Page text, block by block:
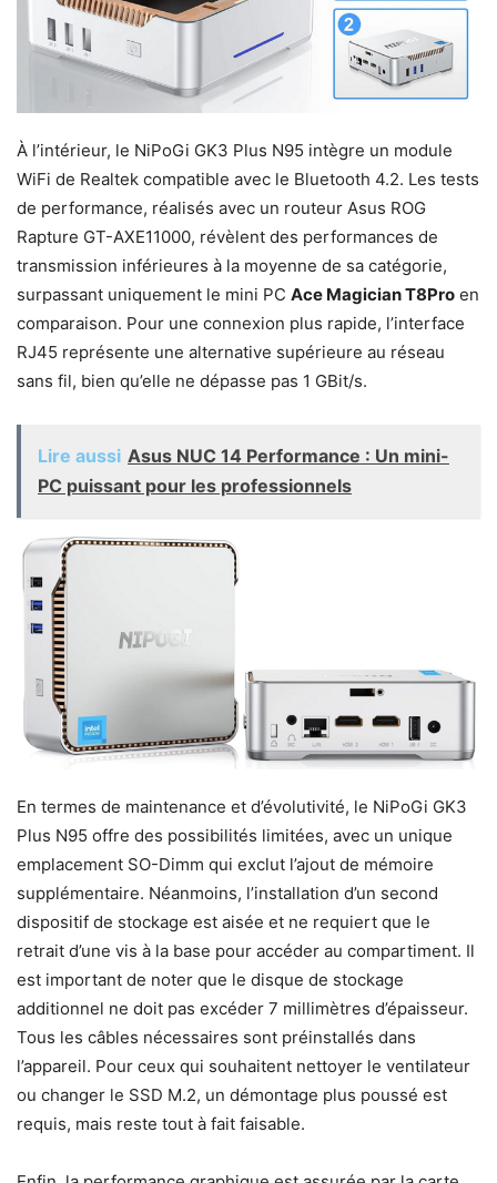
À l’intérieur, le NiPoGi GK3 Plus N95 intègre un module
WiFi de Realtek compatible avec le Bluetooth 4.2. Les tests
de performance, réalisés avec un routeur Asus ROG
Rapture GT-AXE11000, révèlent des performances de
transmission inférieures à la moyenne de sa catégorie,
surpassant uniquement le mini PC Ace Magician T8Pro en
comparaison. Pour une connexion plus rapide, l’interface
RJ45 représente une alternative supérieure au réseau
sans fil, bien qu’elle ne dépasse pas 1 GBit/s.
Lire aussi Asus NUC 14 Performance : Un mini-
PC puissant pour les professionnels
En termes de maintenance et d’évolutivité, le NiPoGi GK3
Plus N95 offre des possibilités limitées, avec un unique
emplacement SO-Dimm qui exclut l’ajout de mémoire
supplémentaire. Néanmoins, l’installation d’un second
dispositif de stockage est aisée et ne requiert que le
retrait d’une vis à la base pour accéder au compartiment. Il
est important de noter que le disque de stockage
additionnel ne doit pas excéder 7 millimètres d’épaisseur.
Tous les câbles nécessaires sont préinstallés dans
l’appareil. Pour ceux qui souhaitent nettoyer le ventilateur
ou changer le SSD M.2, un démontage plus poussé est
requis, mais reste tout à fait faisable.